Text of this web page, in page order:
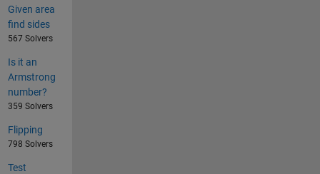
Given area
find sides
567 Solvers
Is it an
Armstrong
number?
359 Solvers
Flipping
798 Solvers
Test